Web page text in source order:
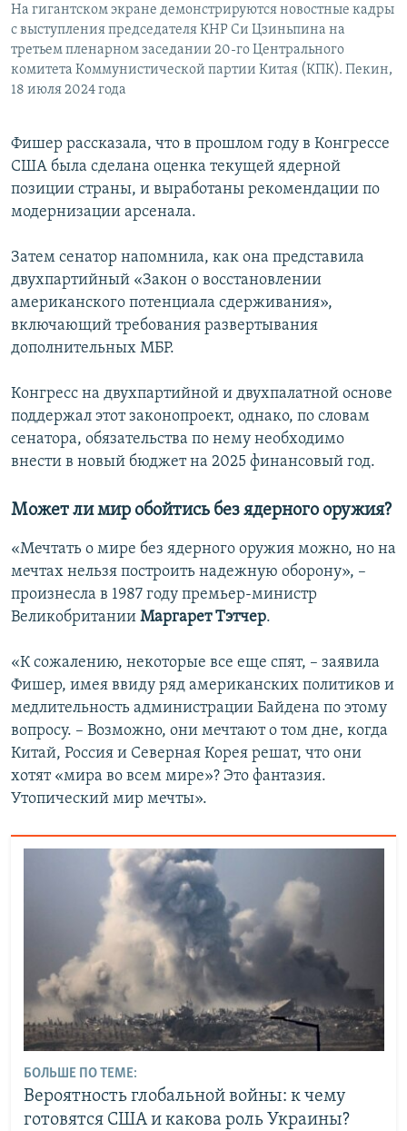
На гигантском экране демонстрируются новостные кадры
с выступления председателя КНР Си Цзиньпина на
третьем пленарном заседании 20-го Центрального
комитета Коммунистической партии Китая (КПК). Пекин,
18 июля 2024 года
Фишер рассказала, что в прошлом году в Конгрессе
США была сделана оценка текущей ядерной
позиции страны, и выработаны рекомендации по
модернизации арсенала.
Затем сенатор напомнила, как она представила
двухпартийный «Закон о восстановлении
американского потенциала сдерживания»,
включающий требования развертывания
дополнительных МБР.
Конгресс на двухпартийной и двухпалатной основе
поддержал этот законопроект, однако, по словам
сенатора, обязательства по нему необходимо
внести в новый бюджет на 2025 финансовый год.
Может ли мир обойтись без ядерного оружия?
«Мечтать о мире без ядерного оружия можно, но на
мечтах нельзя построить надежную оборону», –
произнесла в 1987 году премьер-министр
Великобритании Маргарет Тэтчер.
«К сожалению, некоторые все еще спят, – заявила
Фишер, имея ввиду ряд американских политиков и
медлительность администрации Байдена по этому
вопросу. – Возможно, они мечтают о том дне, когда
Китай, Россия и Северная Корея решат, что они
хотят «мира во всем мире»? Это фантазия.
Утопический мир мечты».
БОЛЬШЕ ПО ТЕМЕ:
Вероятность глобальной войны: к чему
готовятся США и какова роль Украины?